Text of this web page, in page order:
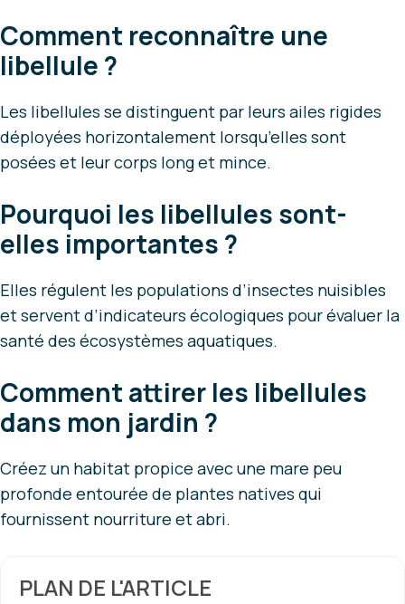
Comment reconnaître une
libellule ?
Les libellules se distinguent par leurs ailes rigides
déployées horizontalement lorsqu’elles sont
posées et leur corps long et mince.
Pourquoi les libellules sont-
elles importantes ?
Elles régulent les populations d’insectes nuisibles
et servent d’indicateurs écologiques pour évaluer la
santé des écosystèmes aquatiques.
Comment attirer les libellules
dans mon jardin ?
Créez un habitat propice avec une mare peu
profonde entourée de plantes natives qui
fournissent nourriture et abri.
PLAN DE L'ARTICLE